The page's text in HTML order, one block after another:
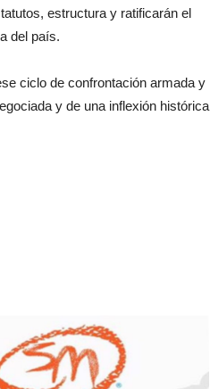
estructura y ratificarán el
del país.
ciclo de confrontación armada y
y de una inflexión histórica